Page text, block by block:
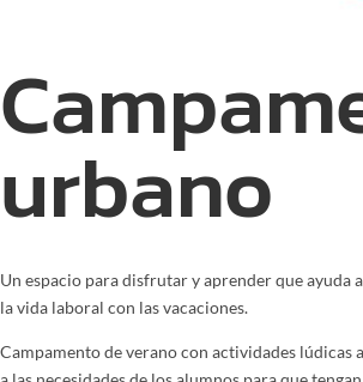
urbano
Un espacio para disfrutar y aprender que ayuda
la vida laboral con las vacaciones.
Campamento de verano con actividades lúdicas